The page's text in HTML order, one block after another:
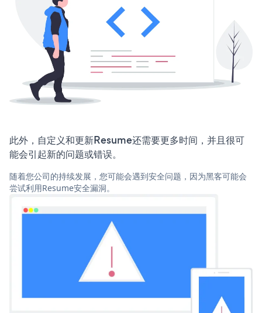
此外，自定义和更新Resume还需要更多时间，并且很可
能会引起新的问题或错误。
随着您公司的持续发展，您可能会遇到安全问题，因为黑客可能会
尝试利用Resume安全漏洞。